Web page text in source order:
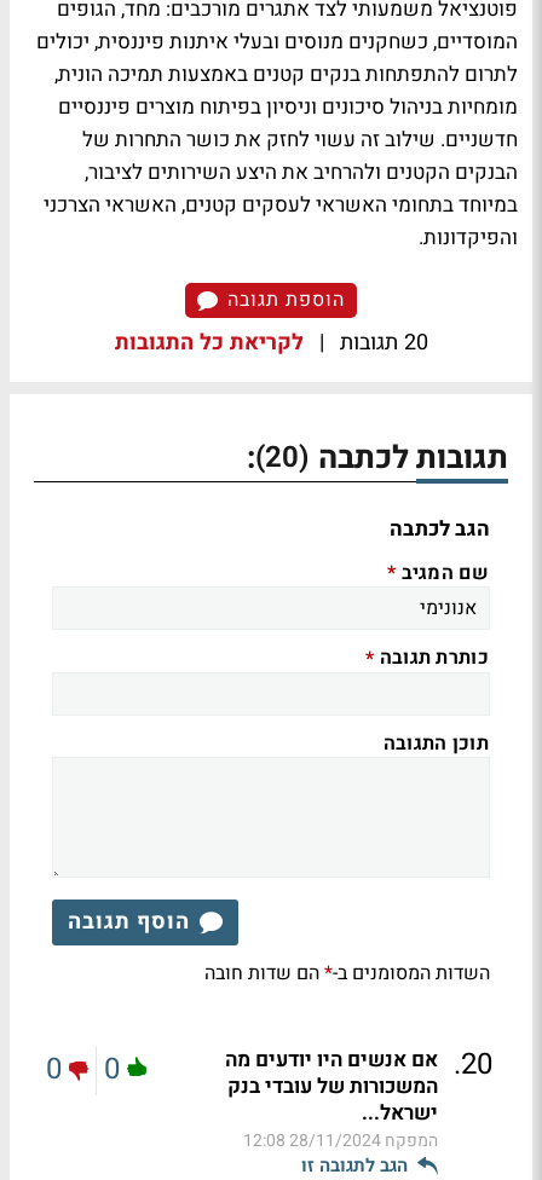
פוטנציאל משמעותי לצד אתגרים מורכבים: מחד, הגופים
המוסדיים, כשחקנים מנוסים ובעלי איתנות פיננסית, יכולים
לתרום להתפתחות בנקים קטנים באמצעות תמיכה הונית,
מומחיות בניהול סיכונים וניסיון בפיתוח מוצרים פיננסיים
חדשניים. שילוב זה עשוי לחזק את כושר התחרות של
הבנקים הקטנים ולהרחיב את היצע השירותים לציבור,
במיוחד בתחומי האשראי לעסקים קטנים, האשראי הצרכני
והפיקדונות.
הוספת תגובה
20 תגובות | לקריאת כל התגובות
תגובות לכתבה (20)
:
הגב לכתבה
שם המגיב *
כותרת תגובה *
תוכן התגובה
הוסף תגובה
השדות המסומנים ב-*הם שדות חובה
20
. אם אנשים היו יודעים מה
המשכורות של עובדי בנק
ישראל...
המפקח28/11/2024 12:08
הגב לתגובה זו
0
0